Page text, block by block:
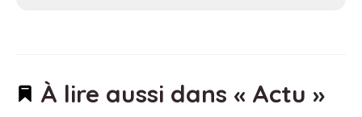
À lire aussi dans « Actu »